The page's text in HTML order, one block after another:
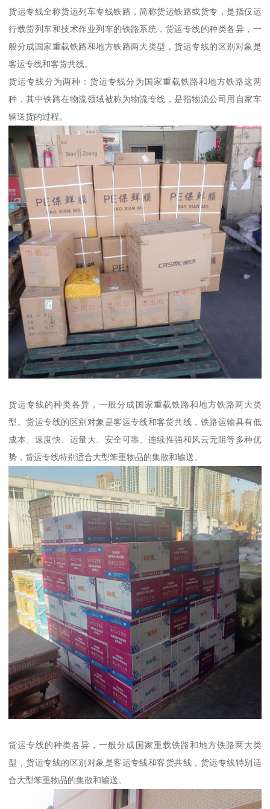
货运专线全称货运列车专线铁路，简称货运铁路或货专，是指仅运
行载货列车和技术作业列车的铁路系统，货运专线的种类各异，一
般分成国家重载铁路和地方铁路两大类型，货运专线的区别对象是
客运专线和客货共线。
货运专线分为两种：货运专线分为国家重载铁路和地方铁路这两
种，其中铁路在物流领域被称为物流专线，是指物流公司用自家车
辆送货的过程。
货运专线的种类各异，一般分成国家重载铁路和地方铁路两大类
型。货运专线的区别对象是客运专线和客货共线，铁路运输具有低
成本、速度快、运量大、安全可靠、连续性强和风云无阻等多种优
势，货运专线特别适合大型笨重物品的集散和输送。
货运专线的种类各异，一般分成国家重载铁路和地方铁路两大类
型，货运专线的区别对象是客运专线和客货共线，货运专线特别适
合大型笨重物品的集散和输送。